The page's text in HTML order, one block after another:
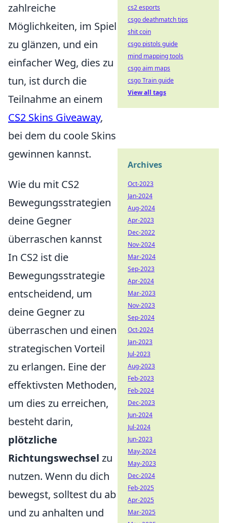
zahlreiche
Möglichkeiten, im Spiel
zu glänzen, und ein
einfacher Weg, dies zu
tun, ist durch die
Teilnahme an einem
CS2 Skins Giveaway,
bei dem du coole Skins
gewinnen kannst.
Wie du mit CS2
Bewegungsstrategien
deine Gegner
überraschen kannst
In CS2 ist die
Bewegungsstrategie
entscheidend, um
deine Gegner zu
überraschen und einen
strategischen Vorteil
zu erlangen. Eine der
effektivsten Methoden,
um dies zu erreichen,
besteht darin,
plötzliche
Richtungswechsel zu
nutzen. Wenn du dich
bewegst, solltest du ab
und zu anhalten und
cs2 esports
csgo deathmatch tips
shit coin
csgo pistols guide
mind mapping tools
csgo aim maps
csgo Train guide
View all tags
Archives
Oct-2023
Jan-2024
Aug-2024
Apr-2023
Dec-2022
Nov-2024
Mar-2024
Sep-2023
Apr-2024
Mar-2023
Nov-2023
Sep-2024
Oct-2024
Jan-2023
Jul-2023
Aug-2023
Feb-2023
Feb-2024
Dec-2023
Jun-2024
Jul-2024
Jun-2023
May-2024
May-2023
Dec-2024
Feb-2025
Apr-2025
Mar-2025